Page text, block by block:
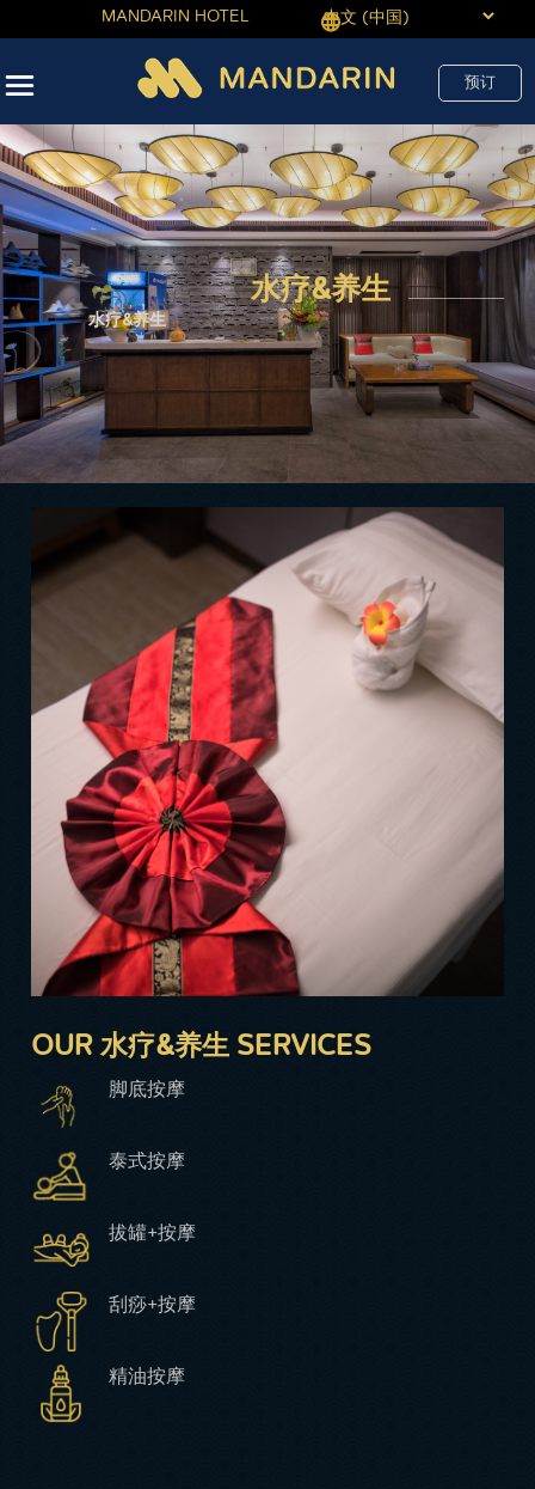
MANDARIN HOTEL
预订
水疗&养生
水疗&养生
OUR 水疗&养生 SERVICES
脚底按摩
泰式按摩
拔罐+按摩
刮痧+按摩
精油按摩